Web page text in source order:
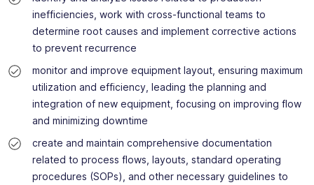
inefficiencies, work with cross-functional teams to
determine root causes and implement corrective actions
to prevent recurrence
monitor and improve equipment layout, ensuring maximum
utilization and efficiency, leading the planning and
integration of new equipment, focusing on improving flow
and minimizing downtime
create and maintain comprehensive documentation
related to process flows, layouts, standard operating
procedures (SOPs), and other necessary guidelines to